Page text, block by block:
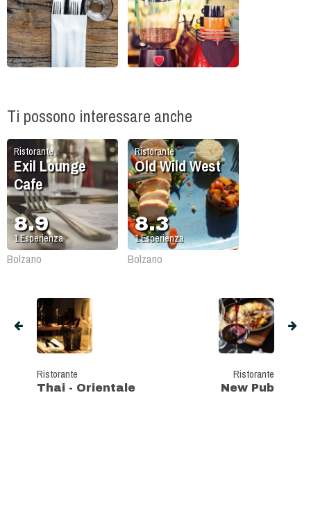
Ti possono interessare anche
Ristorante
Exil Lounge
Cafe
8.9
1Esperienza
Bolzano
Ristorante
Old Wild West
8.3
1Esperienza
Bolzano
Ristorante
Thai - Orientale
Ristorante
New Pub